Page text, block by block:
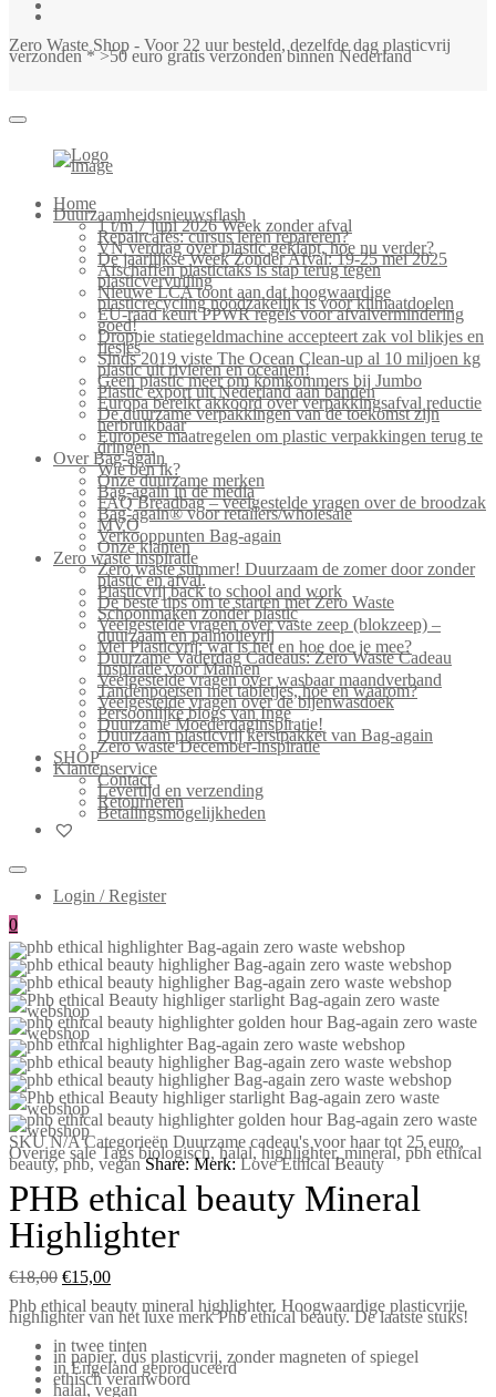
Zero Waste Shop - Voor 22 uur besteld, dezelfde dag plasticvrij
verzonden * >50 euro gratis verzonden binnen Nederland
Home
Duurzaamheidsnieuwsflash
1 t/m 7 juni 2026 Week zonder afval
Repaircafés: cursus leren repareren?
VN verdrag over plastic geklapt, hoe nu verder?
De jaarlijkse Week Zonder Afval: 19-25 mei 2025
Afschaffen plastictaks is stap terug tegen
plasticvervuiling
Nieuwe LCA toont aan dat hoogwaardige
plasticrecycling noodzakelijk is voor klimaatdoelen
EU-raad keurt PPWR regels voor afvalvermindering
goed!
Droppie statiegeldmachine accepteert zak vol blikjes en
flesjes
Sinds 2019 viste The Ocean Clean-up al 10 miljoen kg
plastic uit rivieren en oceanen!
Geen plastic meer om komkommers bij Jumbo
Plastic export uit Nederland aan banden
Europa bereikt akkoord over verpakkingsafval reductie
De duurzame verpakkingen van de toekomst zijn
herbruikbaar
Europese maatregelen om plastic verpakkingen terug te
dringen.
Over Bag-again
Wie ben ik?
Onze duurzame merken
Bag-again in de media
FAQ Breadbag – veelgestelde vragen over de broodzak
Bag-again® voor retailers/wholesale
MVO
Verkooppunten Bag-again
Onze klanten
Zero waste inspiratie
Zero waste summer! Duurzaam de zomer door zonder
plastic en afval.
Plasticvrij back to school and work
De beste tips om te starten met Zero Waste
Schoonmaken zonder plastic
Veelgestelde vragen over vaste zeep (blokzeep) –
duurzaam en palmolievrij
Mei Plasticvrij: wat is het en hoe doe je mee?
Duurzame Vaderdag Cadeaus: Zero Waste Cadeau
Inspiratie voor Mannen
Veelgestelde vragen over wasbaar maandverband
Tandenpoetsen met tabletjes, hoe en waarom?
Veelgestelde vragen over de bijenwasdoek
Persoonlijke blogs van Inge
Duurzame Moederdaginspiratie!
Duurzaam plasticvrij kerstpakket van Bag-again
Zero waste December-inspiratie
SHOP
Klantenservice
Contact
Levertijd en verzending
Retourneren
Betalingsmogelijkheden
Login / Register
0
SKUN/ACategorieën Duurzame cadeau's voor haar tot 25 euro,
Overige sale Tags biologisch,halal,highlighter,mineral,pbh ethical
beauty,phb,vegan Share: Merk:Love Ethical Beauty
PHB ethical beauty Mineral
Highlighter
€18,00 €15,00
Phb ethical beauty mineral highlighter. Hoogwaardige plasticvrije
highlighter van het luxe merk Phb ethical beauty. De laatste stuks!
in twee tinten
in papier, dus plasticvrij, zonder magneten of spiegel
in Engeland geproduceerd
ethisch veranwoord
halal, vegan